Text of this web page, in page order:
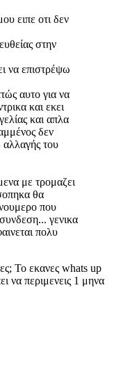
ειπε οτι δεν
στην
να επιστρέψω
αυτο για να
και εκει
και απλα
δεν
του
με τρομαζει
θα
που
γενικα
πολυ
Το εκανες whats up
να περιμενεις 1 μηνα